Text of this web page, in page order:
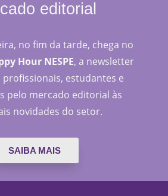
editorial
no fim da tarde, chega no
Hour NESPE, a newsletter
profissionais, estudantes e
pelo mercado editorial às
novidades do setor.
SAIBA MAIS